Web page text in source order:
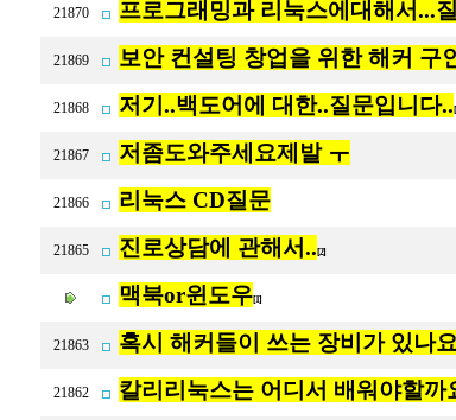
21870 프로그래밍과 리눅스에대해서...
21869 보안 컨설팅 창업을 위한 해커 구
21868 저기..백도어에 대한..질문입니다..
21867 저좀도와주세요제발 ㅜ
21866 리눅스 CD질문
21865 진로상담에 관해서.. [2]
맥북or윈도우[1]
21863 혹시 해커들이 쓰는 장비가 있나
21862 칼리리눅스는 어디서 배워야할까